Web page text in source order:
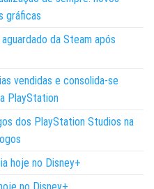
gráficas
da Steam após
vendidas e consolida-se
PlayStation
dos PlayStation Studios na
hoje no Disney+